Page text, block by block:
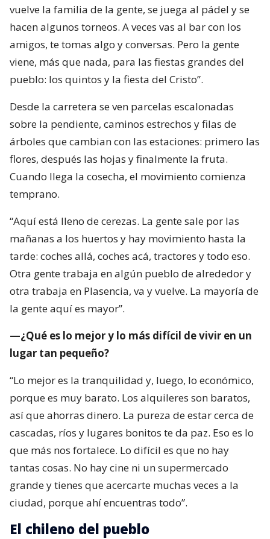
vuelve la familia de la gente, se juega al pádel y se
hacen algunos torneos. A veces vas al bar con los
amigos, te tomas algo y conversas. Pero la gente
viene, más que nada, para las fiestas grandes del
pueblo: los quintos y la fiesta del Cristo”.
Desde la carretera se ven parcelas escalonadas
sobre la pendiente, caminos estrechos y filas de
árboles que cambian con las estaciones: primero las
flores, después las hojas y finalmente la fruta.
Cuando llega la cosecha, el movimiento comienza
temprano.
“Aquí está lleno de cerezas. La gente sale por las
mañanas a los huertos y hay movimiento hasta la
tarde: coches allá, coches acá, tractores y todo eso.
Otra gente trabaja en algún pueblo de alrededor y
otra trabaja en Plasencia, va y vuelve. La mayoría de
la gente aquí es mayor”.
—¿Qué es lo mejor y lo más difícil de vivir en un
lugar tan pequeño?
“Lo mejor es la tranquilidad y, luego, lo económico,
porque es muy barato. Los alquileres son baratos,
así que ahorras dinero. La pureza de estar cerca de
cascadas, ríos y lugares bonitos te da paz. Eso es lo
que más nos fortalece. Lo difícil es que no hay
tantas cosas. No hay cine ni un supermercado
grande y tienes que acercarte muchas veces a la
ciudad, porque ahí encuentras todo”.
El chileno del pueblo